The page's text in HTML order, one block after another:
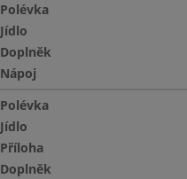
Polévka
Jídlo
Doplněk
Nápoj
Polévka
Jídlo
Příloha
Doplněk